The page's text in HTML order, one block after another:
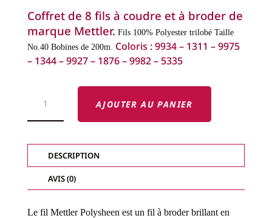
Coffret de 8 fils à coudre et à broder de
marque Mettler. Fils 100% Polyester trilobé Taille
No.40 Bobines de 200m. Coloris : 9934 – 1311 – 9975
– 1344 – 9927 – 1876 – 9982 – 5335
COFFRET
POLYSHEEN
BOBINES
AUTUMN,
POLYESTER
AJOUTER AU PANIER
DESCRIPTION
AVIS (0)
Le fil Mettler Polysheen est un fil à broder brillant en